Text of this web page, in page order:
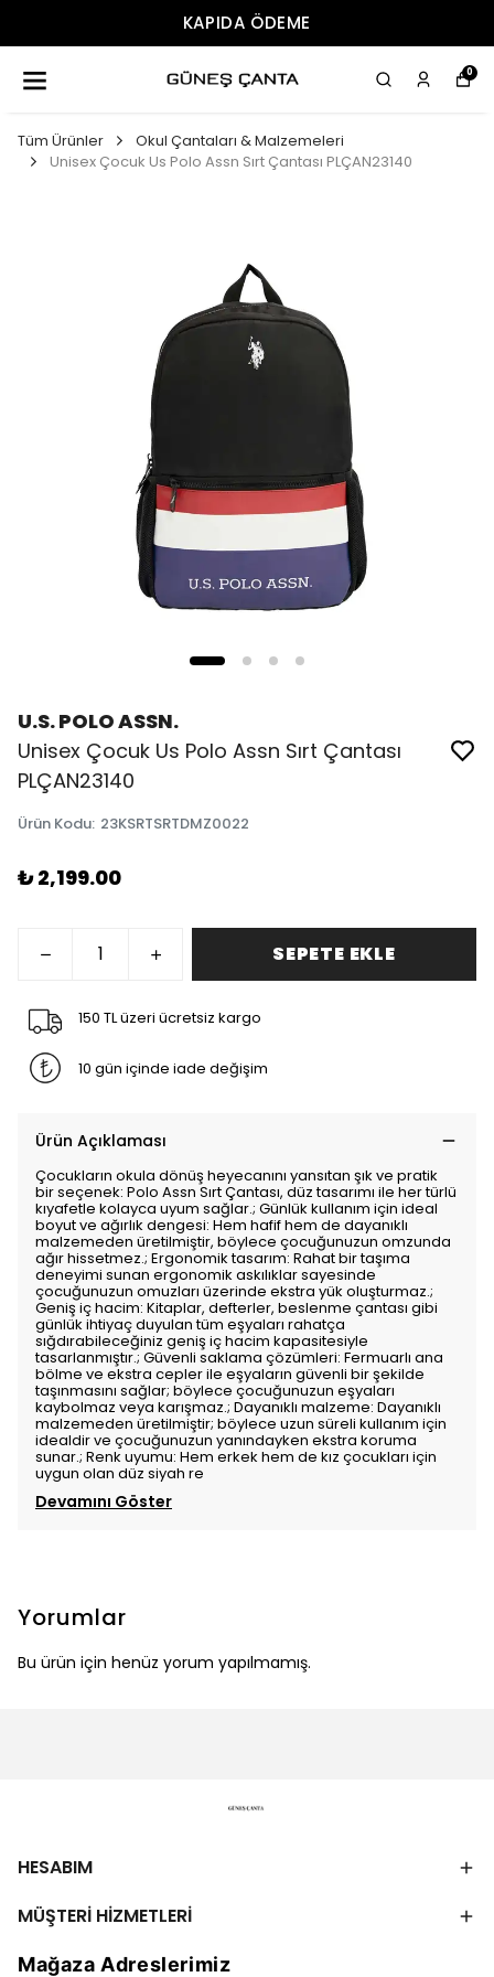
KAPIDA ÖDEME
0
Tüm Ürünler
Okul Çantaları & Malzemeleri
Unisex Çocuk Us Polo Assn Sırt Çantası PLÇAN23140
U.S. POLO ASSN.
Unisex Çocuk Us Polo Assn Sırt Çantası
PLÇAN23140
Ürün Kodu: 23KSRTSRTDMZ0022
₺ 2,199.00
SEPETE EKLE
150 TL üzeri ücretsiz kargo
10 gün içinde iade değişim
Ürün Açıklaması
Çocukların okula dönüş heyecanını yansıtan şık ve pratik
bir seçenek: Polo Assn Sırt Çantası, düz tasarımı ile her türlü
kıyafetle kolayca uyum sağlar.; Günlük kullanım için ideal
boyut ve ağırlık dengesi: Hem hafif hem de dayanıklı
malzemeden üretilmiştir, böylece çocuğunuzun omzunda
ağır hissetmez.; Ergonomik tasarım: Rahat bir taşıma
deneyimi sunan ergonomik askılıklar sayesinde
çocuğunuzun omuzları üzerinde ekstra yük oluşturmaz.;
Geniş iç hacim: Kitaplar, defterler, beslenme çantası gibi
günlük ihtiyaç duyulan tüm eşyaları rahatça
sığdırabileceğiniz geniş iç hacim kapasitesiyle
tasarlanmıştır.; Güvenli saklama çözümleri: Fermuarlı ana
bölme ve ekstra cepler ile eşyaların güvenli bir şekilde
taşınmasını sağlar; böylece çocuğunuzun eşyaları
kaybolmaz veya karışmaz.; Dayanıklı malzeme: Dayanıklı
malzemeden üretilmiştir; böylece uzun süreli kullanım için
idealdir ve çocuğunuzun yanındayken ekstra koruma
sunar.; Renk uyumu: Hem erkek hem de kız çocukları için
uygun olan düz siyah re
Devamını Göster
Yorumlar
Bu ürün için henüz yorum yapılmamış.
HESABIM
MÜŞTERİ HİZMETLERİ
Mağaza Adreslerimiz